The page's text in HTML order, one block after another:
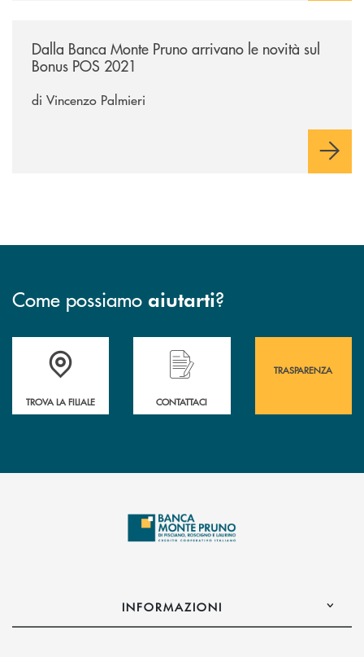
Dalla Banca Monte Pruno arrivano le novità sul
Bonus POS 2021
di Vincenzo Palmieri
Come possiamo aiutarti?
Accedi all' elenco completo&nbsp; delle&nbsp; filiali&nbsp; di Banca
TROVA LA FILIALE
Hai bisogno di assistenza immediata?
CONTATTACI
TRASPARENZA
INFORMAZIONI